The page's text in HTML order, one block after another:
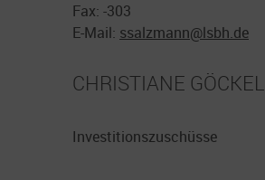
Fax: -303
E-Mail: ssalzmann@lsbh.de
CHRISTIANE GÖCKEL
Investitionszuschüsse